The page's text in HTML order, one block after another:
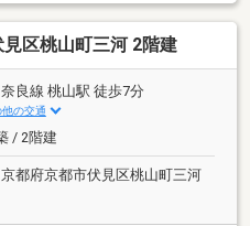
区桃山町三河 2階建
奈良線 桃山駅 徒歩7分
他の交通
/ 2階建
京都府京都市伏見区桃山町三河